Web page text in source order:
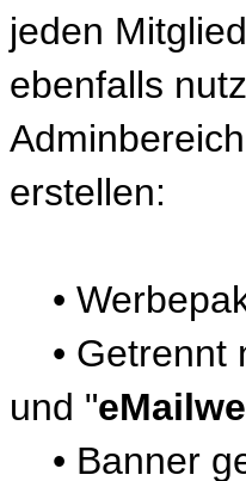
jeden
ebenfalls
erstellen:
•
• Getrennt
und "
• Banner